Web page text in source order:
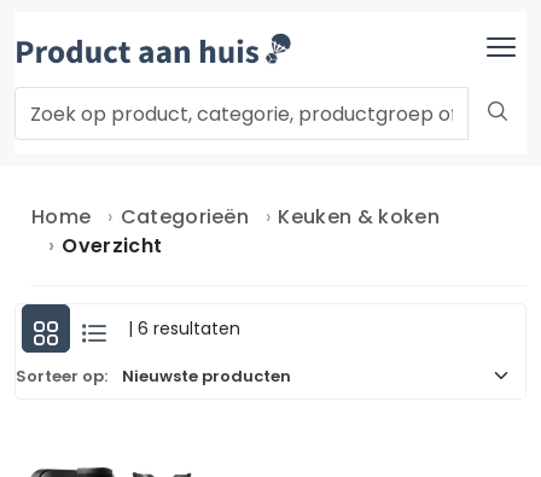
Home Categorieën
Keuken & koken
Overzicht
| 6 resultaten
Sorteer op: